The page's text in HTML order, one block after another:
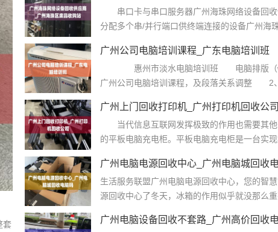
串口卡与串口服务器广州海珠网络设备
分配多个串/并行端口供终端连接的设备广州海
广州公司电脑培训课程_广东电脑培训班
惠州市淡水电脑培训班 电脑排版（
广州公司电脑培训课程，及段落关系调整 2、
广州上门回收打印机_广州打印机回收公司
当代信息互联网发挥极致的作用也需要其他
的平板电脑充电柜。平板电脑充电柜是一台实
广州电脑电源回收中心_广州电脑城回收
生活服务联盟广州电脑电源回收中心，您的智
源回收中心了冬天，冰箱的作用似乎就没那么
广州电脑设备回收不套路_广州高价回收